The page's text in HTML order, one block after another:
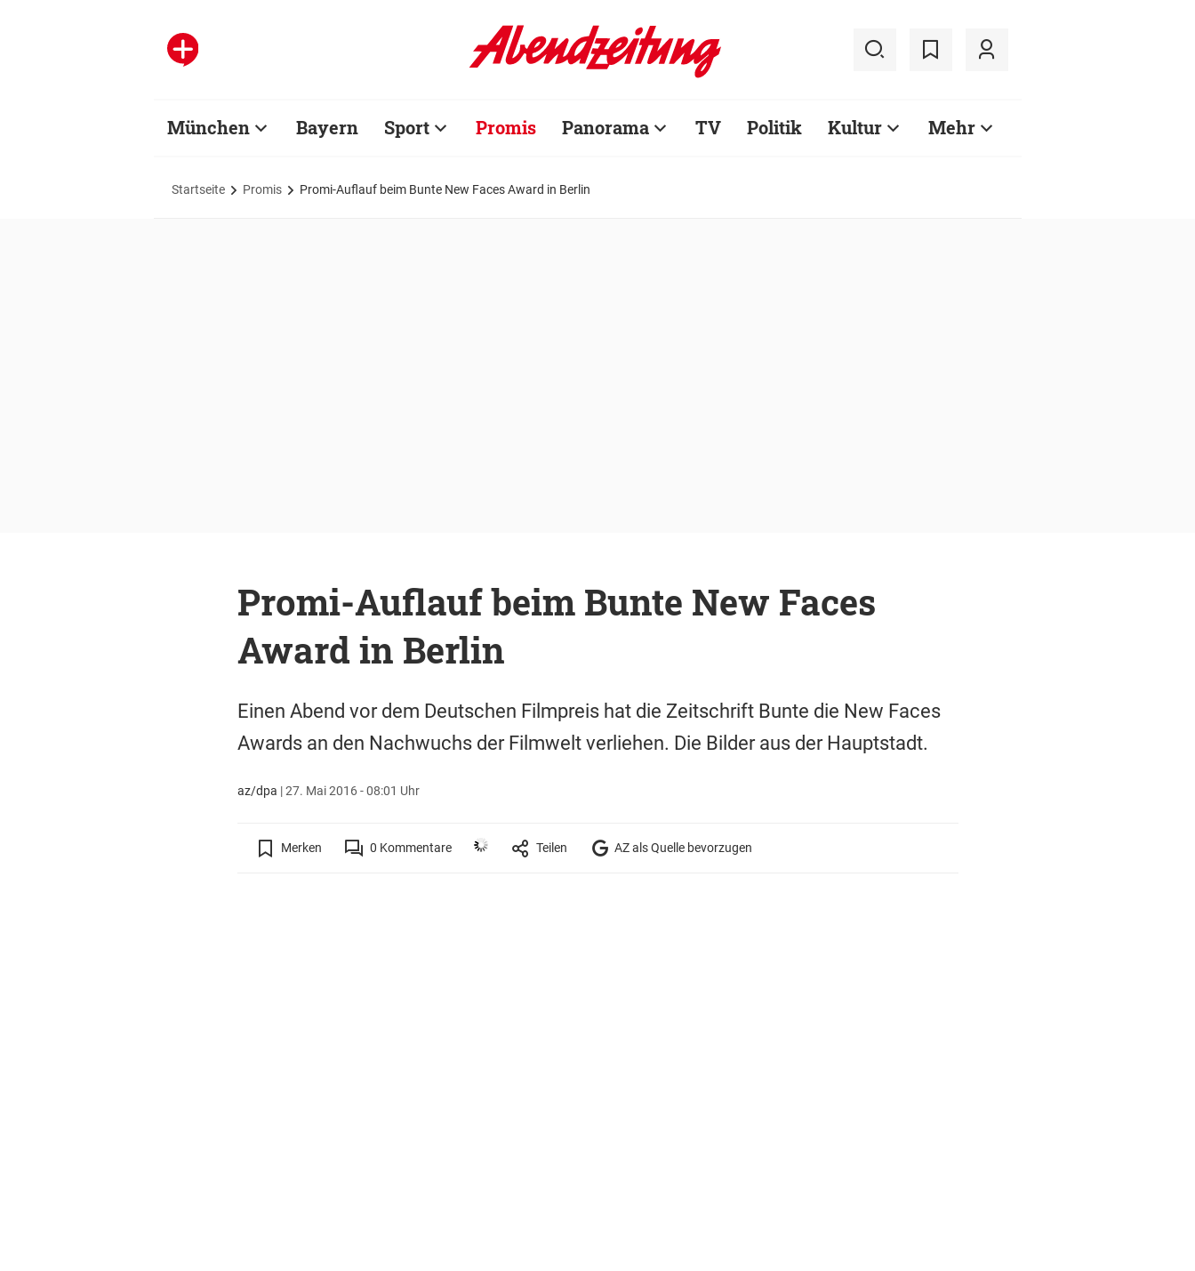
München Bayern Sport Promis Panorama TV Politik Kultur Mehr
Startseite Promis Promi-Auflauf beim Bunte New Faces Award in Berlin
Promi-Auflauf beim Bunte New Faces
Award in Berlin
Einen Abend vor dem Deutschen Filmpreis hat die Zeitschrift Bunte die New Faces
Awards an den Nachwuchs der Filmwelt verliehen. Die Bilder aus der Hauptstadt.
az/dpa |27. Mai 2016 - 08:01 Uhr
Merken 0 Kommentare Teilen AZ als Quelle bevorzugen